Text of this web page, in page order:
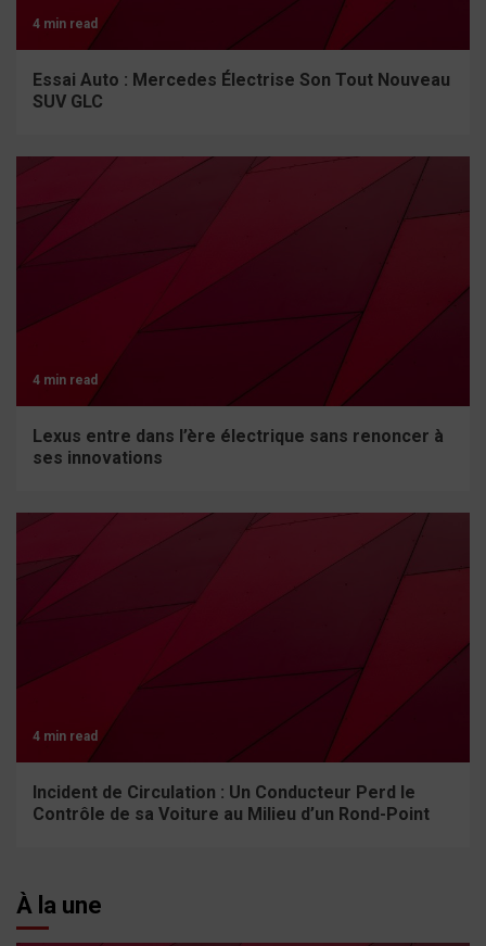
4 min read
Essai Auto : Mercedes Électrise Son Tout Nouveau
SUV GLC
4 min read
Lexus entre dans l’ère électrique sans renoncer à
ses innovations
4 min read
Incident de Circulation : Un Conducteur Perd le
Contrôle de sa Voiture au Milieu d’un Rond-Point
À la une